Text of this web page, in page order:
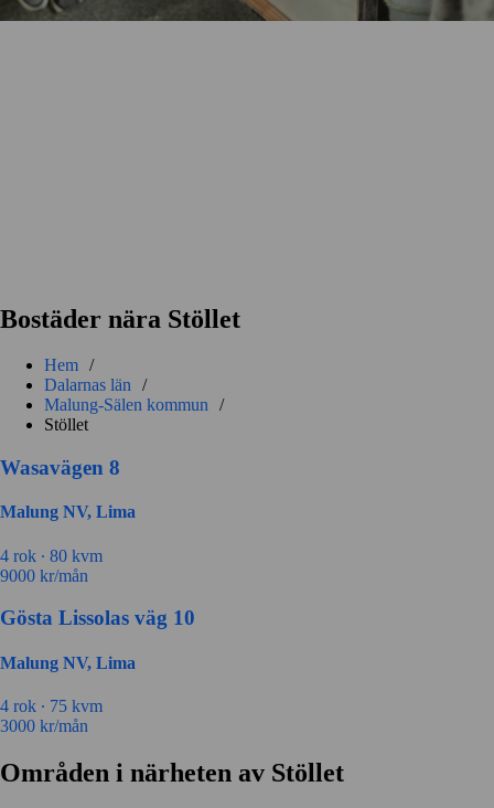
Bostäder nära Stöllet
Hem /
Dalarnas län /
Malung-Sälen kommun /
Stöllet
Wasavägen 8
Malung NV, Lima
4 rok ∙ 80 kvm
9000 kr/mån
Gösta Lissolas väg 10
Malung NV, Lima
4 rok ∙ 75 kvm
3000 kr/mån
Områden i närheten av Stöllet